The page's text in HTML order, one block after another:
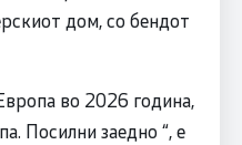
дом, со бендот
во 2026 година,
Посилни заедно “, е